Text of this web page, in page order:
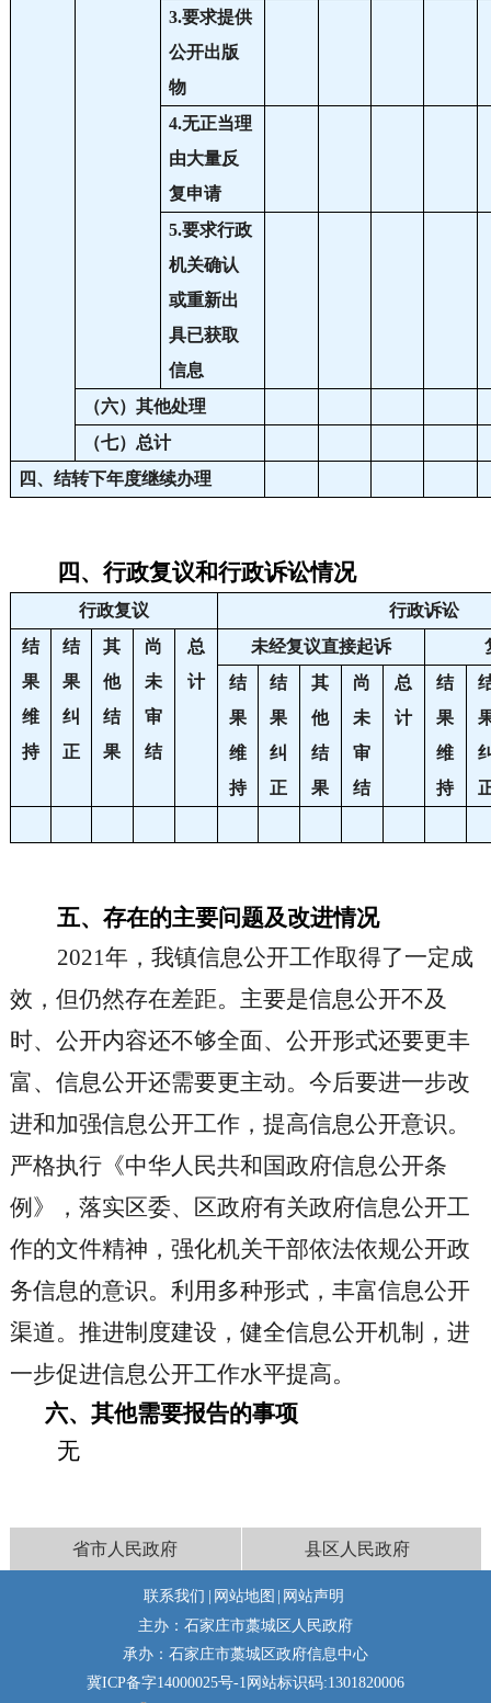
3.要求提供
公开出版
物
4.无正当理
由大量反
复申请
5.要求行政
机关确认
或重新出
具已获取
信息
（六）其他处理
（七）总计
四、结转下年度继续办理
四、行政复议和行政诉讼情况
行政复议
行政诉讼
结
果
维
持
结
果
纠
正
其
他
结
果
尚
未
审
结
总
计
未经复议直接起诉
结
果
维
持
结
果
纠
正
其
他
结
果
尚
未
审
结
总
计
结
果
维
持
五、存在的主要问题及改进情况
2021年， 我镇信息公开工作取得了一定成
效 ，但仍然存在差距。 主要是信息公开不及
时、 公开内容还不够全面、 公开形式还要更丰
富、 信息公开还需要更主动。 今后要进一步改
进和加强信息公开工作，提高信息公开意识。
严格执行《中华人民共和国政府信息公开条
例》
，落实区委、区政府有关政府信息公开工
作的文件精神，强化机关干部依法依规公开政
务信息的意识。利用多种形式，丰富信息公开
渠道。推进制度建设，健全信息公开机制，进
一步促进信息公开工作水平提高。
六、其他需要报告的事项
无
省市人民政府 县区人民政府
联系我们 | 网站地图 | 网站声明
主办：石家庄市藁城区人民政府
承办：石家庄市藁城区政府信息中心
冀ICP备字14000025号-1网站标识码:1301820006